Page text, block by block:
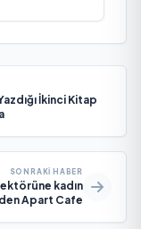
İkinci Kitap
SONRAKI HABER
kadın
Apart Cafe